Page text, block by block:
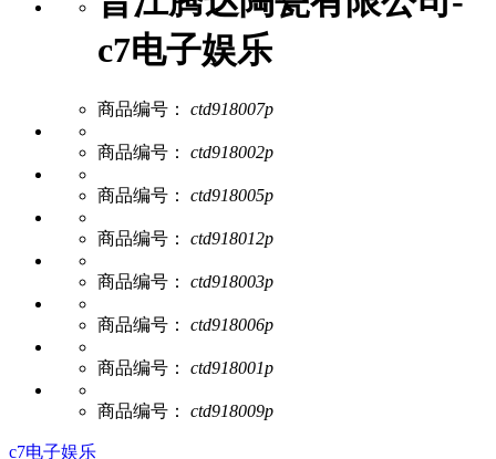
c7电子娱乐
商品编号： ctd918007p
商品编号： ctd918002p
商品编号： ctd918005p
商品编号： ctd918012p
商品编号： ctd918003p
商品编号： ctd918006p
商品编号： ctd918001p
商品编号： ctd918009p
c7电子娱乐